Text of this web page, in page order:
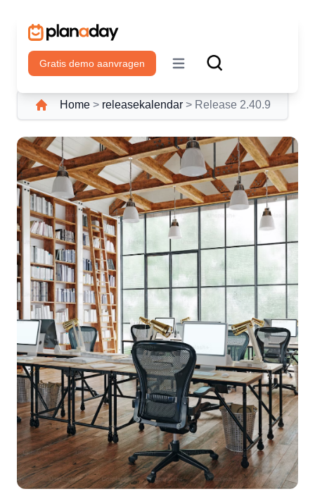
Gratis demo aanvragen
Open main menu
Home > releasekalendar > Release 2.40.9